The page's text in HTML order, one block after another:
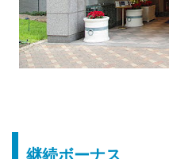
継続ボーナス